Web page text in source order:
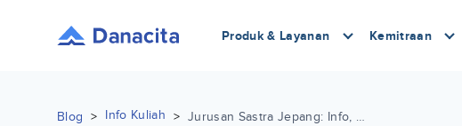
Produk & Layanan Kemitraan
Blog > Info Kuliah > Jurusan Sastra Jepang: Info, Mata Kuliah, Prospek Kerja Lengkap